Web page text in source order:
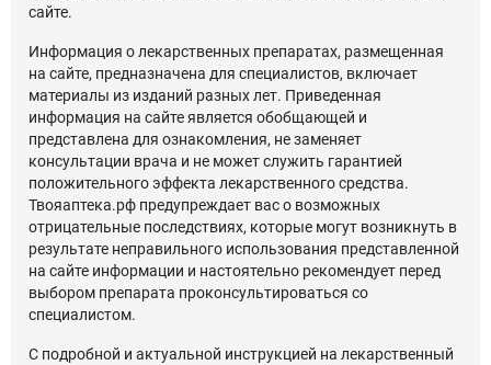
сайте.
Информация о лекарственных препаратах, размещенная
на сайте, предназначена для специалистов, включает
материалы из изданий разных лет. Приведенная
информация на сайте является обобщающей и
представлена для ознакомления, не заменяет
консультации врача и не может служить гарантией
положительного эффекта лекарственного средства.
Твояаптека.рф предупреждает вас о возможных
отрицательные последствиях, которые могут возникнуть в
результате неправильного использования представленной
на сайте информации и настоятельно рекомендует перед
выбором препарата проконсультироваться со
специалистом.
С подробной и актуальной инструкцией на лекарственный